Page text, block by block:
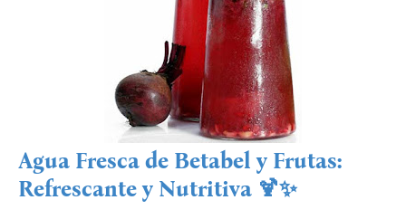
Agua Fresca de Betabel y Frutas:
Refrescante y Nutritiva 🍹✨